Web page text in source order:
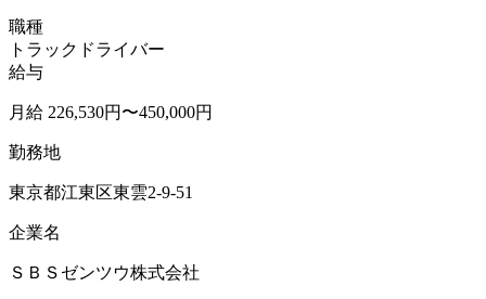
職種
トラックドライバー
給与
月給 226,530円〜450,000円
勤務地
東京都江東区東雲2-9-51
企業名
ＳＢＳゼンツウ株式会社